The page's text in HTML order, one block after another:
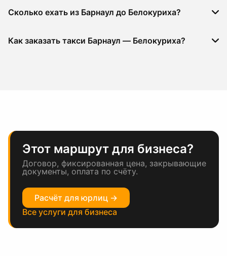
Сколько ехать из Барнаул до Белокуриха?
Как заказать такси Барнаул — Белокуриха?
Этот маршрут для бизнеса?
Договор, фиксированная цена, закрывающие
документы, оплата по счёту.
Расчёт для юрлиц →
Все услуги для бизнеса